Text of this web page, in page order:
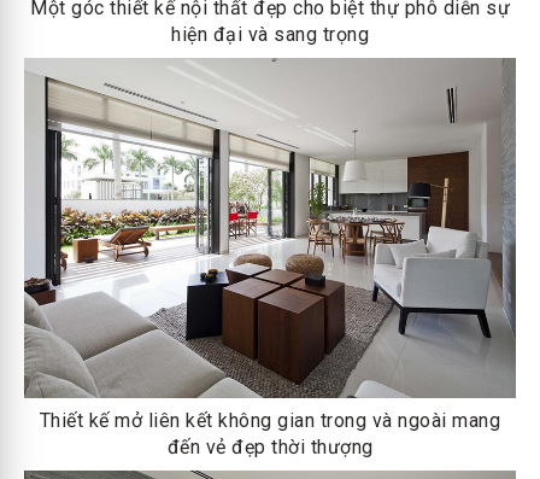
Một góc thiết kế nội thất đẹp cho biệt thự phô diễn sự
hiện đại và sang trọng
Thiết kế mở liên kết không gian trong và ngoài mang
đến vẻ đẹp thời thượng